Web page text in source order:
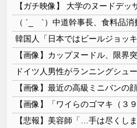
【画像】カップヌードル、限界
【画像】最近の高級ミニバンの
【画像】「ワイらのゴマキ（３９
【悲報】美容師「…手は尽く